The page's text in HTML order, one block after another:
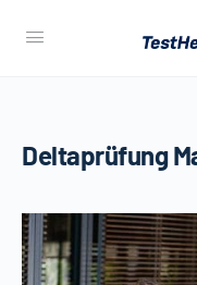
Deltaprüfung